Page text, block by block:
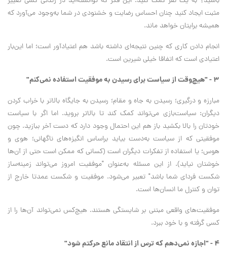
مثبت ایجاد کنید چنان احساس رضایت و خشنودی در شما به‌وجود می‌آورد که
همیشه برایتان خواهد ماند.
انجام دادن کاری که چنین نتیجه‌ای داشته باشد هم اعتیادآور است؛ اما این‌بار
اعتیادی است که اتفاقا خیلی شیرین است.
۳ - "هیچ‌وقت از سیاست برای رسیدن به موفقیت استفاده نمی‌کنم"
مبارزه و درگیری؛ رسیدن به جاه و مقام؛ رسیدن به جایگاه بالاتر با خراب کردن
دیگران: سیاست‌بازی می‌تواند کمک کند تا بالاتر بروید. اما اگر با سیاست
خودتان را بالا بکشید باز هم این احتمال وجود دارد که دست آخر ببازید. چون
موفقیتی که از سیاست به‌دست بیاید براساس انگیزه‌های ناگهانی؛ هوی و
هوس؛ یا استفاده از تفکرات دیگران است (کسانی که ممکن است حتی از آن‌ها
خوشتان نیاید). از این مسئله به‌عنوان "موفقیت امروز می‌تواند زمینه‌ساز
شکست فردای شما باشد" تعبیر می‌شود. موفقیت و شکست عمدتا خارج از
توان و کنترل ما انسان‌ها است.
موفقیت‌های واقعی مبتنی بر شایستگی هستند. هیچ‌کس نمی‌تواند آن‌ها را از
کسی گرفته و با خود ببرد.
۴ - "اجازه نمی‌دهم که ترس از انتقاد مانع حرکتم شود"